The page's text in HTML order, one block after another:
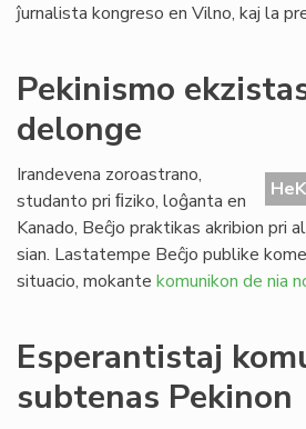
ĵurnalista kongreso en Vilno, kaj la
Pekinismo
delonge
Irandevena zoroastrano,
studanto pri ﬁziko, loĝanta en
Kanado, Beĉjo praktikas akribion pri
sian. Lastatempe Beĉjo publike
situacio, mokante komunikon de nia
Esperantistaj
subtenas Pekinon